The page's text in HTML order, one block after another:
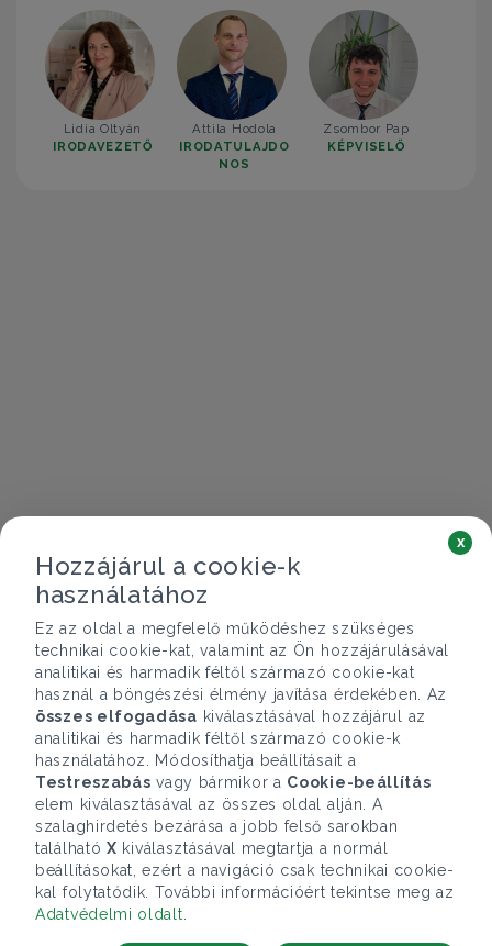
Lidia Oltyán
IRODAVEZETŐ
Attila Hodola
IRODATULAJDO
NOS
Zsombor Pap
KÉPVISELŐ
Hozzájárul a cookie-k
használatához
Ez az oldal a megfelelő működéshez szükséges
technikai cookie-kat, valamint az Ön hozzájárulásával
analitikai és harmadik féltől származó cookie-kat
használ a böngészési élmény javítása érdekében. Az
összes elfogadása kiválasztásával hozzájárul az
analitikai és harmadik féltől származó cookie-k
használatához. Módosíthatja beállításait a
Testreszabás vagy bármikor a Cookie-beállítás
elem kiválasztásával az összes oldal alján. A
szalaghirdetés bezárása a jobb felső sarokban
található X kiválasztásával megtartja a normál
beállításokat, ezért a navigáció csak technikai cookie-
kal folytatódik. További információért tekintse meg az
Adatvédelmi oldalt
x